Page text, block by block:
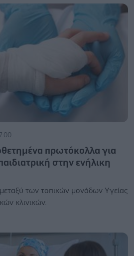
πρωτόκολλα για
στην ενήλικη
μεταξύ των τοπικών μονάδων Υγείας
κλινικών.